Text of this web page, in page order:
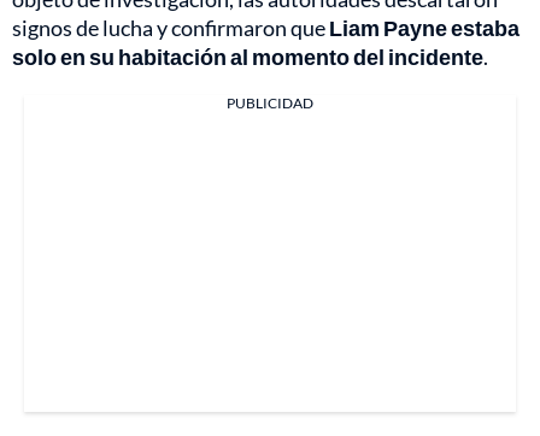
signos de lucha y confirmaron queLiam Payne estaba
solo en su habitación al momento del incidente.
PUBLICIDAD